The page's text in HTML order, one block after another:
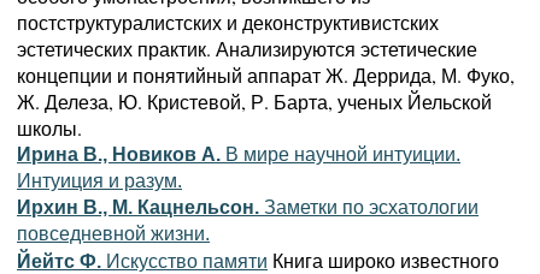
постструктуралистских и деконструктивистских
эстетических практик. Анализируются эстетические
концепции и понятийный аппарат Ж. Деррида, М. Фуко,
Ж. Делеза, Ю. Кристевой, Р. Барта, ученых Йельской
школы.
Ирина В., Новиков А. В мире научной интуиции.
Интуиция и разум.
Ирхин В., М. Кацнельсон. Заметки по эсхатологии
повседневной жизни.
Йейтс Ф. Искусство памяти Книга широко известного